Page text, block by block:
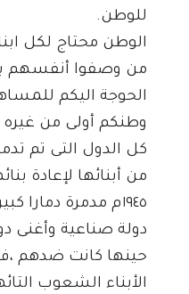
للوطن.
الوطن محتاج لكل
من وصفوا أنفسهم
الحوجة اليكم
وطنكم أولى من
كل الدول التى تم
من أبنائها لإعادة
١٩٤٥م مدمرة
دولة صناعية وأغنى
حينها كانت ضدهم
الأبناء الشعوب